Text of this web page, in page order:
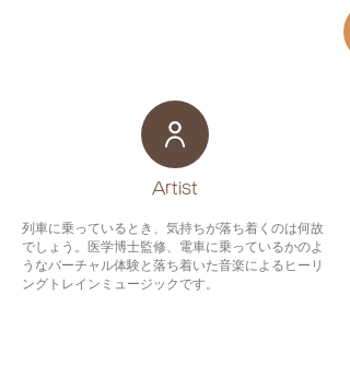
​Artist
列車に乗っているとき、気持ちが落ち着くのは何故
でしょう。医学博士監修、電車に乗っているかのよ
うなバーチャル体験と落ち着いた音楽によるヒーリ
ングトレインミュージックです。